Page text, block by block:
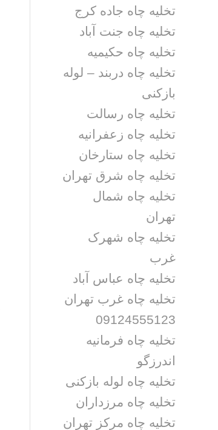
تخلیه چاه جاده کرج
تخلیه چاه جنت آباد
تخلیه چاه حکیمیه
تخلیه چاه دربند – لوله
بازکنی
تخلیه چاه رسالت
تخلیه چاه زعفرانیه
تخلیه چاه ستارخان
تخلیه چاه شرق تهران
تخلیه چاه شمال
تهران
تخلیه چاه شهرک
غرب
تخلیه چاه عباس آباد
تخلیه چاه غرب تهران
09124555123
تخلیه چاه فرمانیه
اندرزگو
تخلیه چاه لوله بازکنی
تخلیه چاه مرزداران
تخلیه چاه مرکز تهران